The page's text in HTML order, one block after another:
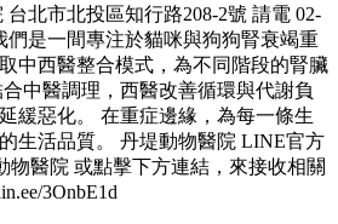
北市北投區知行路208-2號 請電 02-
們是一間專注於貓咪與狗狗腎衰竭重
中西醫整合模式，為不同階段的腎臟
中醫調理，西醫改善循環與代謝負
緩惡化。 在重症邊緣，為每一條生
生活品質。 丹堤動物醫院 LINE官方
物醫院 或點擊下方連結，來接收相關
3OnbE1d